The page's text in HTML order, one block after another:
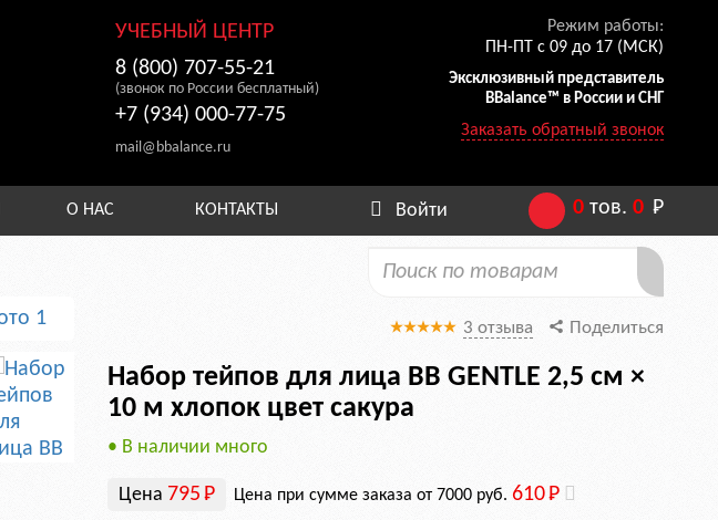
УЧЕБНЫЙ ЦЕНТР
8 (800) 707-55-21
(звонок по России бесплатный)
+7 (934) 000-77-75
mail@bbalance.ru
Режим работы:
ПН-ПТ с 09 до 17 (МСК)
Эксклюзивный представитель
BBalance™ в России и СНГ
Заказать обратный звонок
О НАС КОНТАКТЫ Войти 0 тов.0 Р
3 отзыва Поделиться
Набор тейпов для лица BB GENTLE 2,5 см ×
10 м хлопок цвет сакура
• В наличии много
Цена 795 Р Цена при сумме заказа от 7000 руб. 610Р